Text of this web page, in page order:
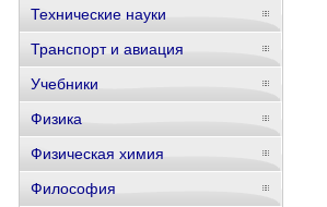
Технические науки
Транспорт и авиация
Учебники
Физика
Физическая химия
Философия